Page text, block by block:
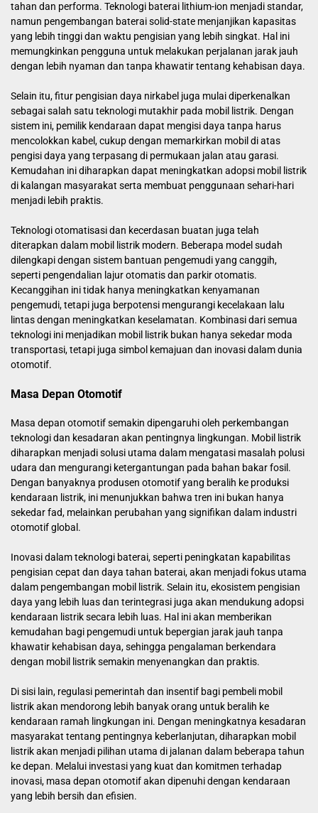
tahan dan performa. Teknologi baterai lithium-ion menjadi standar,
namun pengembangan baterai solid-state menjanjikan kapasitas
yang lebih tinggi dan waktu pengisian yang lebih singkat. Hal ini
memungkinkan pengguna untuk melakukan perjalanan jarak jauh
dengan lebih nyaman dan tanpa khawatir tentang kehabisan daya.
Selain itu, fitur pengisian daya nirkabel juga mulai diperkenalkan
sebagai salah satu teknologi mutakhir pada mobil listrik. Dengan
sistem ini, pemilik kendaraan dapat mengisi daya tanpa harus
mencolokkan kabel, cukup dengan memarkirkan mobil di atas
pengisi daya yang terpasang di permukaan jalan atau garasi.
Kemudahan ini diharapkan dapat meningkatkan adopsi mobil listrik
di kalangan masyarakat serta membuat penggunaan sehari-hari
menjadi lebih praktis.
Teknologi otomatisasi dan kecerdasan buatan juga telah
diterapkan dalam mobil listrik modern. Beberapa model sudah
dilengkapi dengan sistem bantuan pengemudi yang canggih,
seperti pengendalian lajur otomatis dan parkir otomatis.
Kecanggihan ini tidak hanya meningkatkan kenyamanan
pengemudi, tetapi juga berpotensi mengurangi kecelakaan lalu
lintas dengan meningkatkan keselamatan. Kombinasi dari semua
teknologi ini menjadikan mobil listrik bukan hanya sekedar moda
transportasi, tetapi juga simbol kemajuan dan inovasi dalam dunia
otomotif.
Masa Depan Otomotif
Masa depan otomotif semakin dipengaruhi oleh perkembangan
teknologi dan kesadaran akan pentingnya lingkungan. Mobil listrik
diharapkan menjadi solusi utama dalam mengatasi masalah polusi
udara dan mengurangi ketergantungan pada bahan bakar fosil.
Dengan banyaknya produsen otomotif yang beralih ke produksi
kendaraan listrik, ini menunjukkan bahwa tren ini bukan hanya
sekedar fad, melainkan perubahan yang signifikan dalam industri
otomotif global.
Inovasi dalam teknologi baterai, seperti peningkatan kapabilitas
pengisian cepat dan daya tahan baterai, akan menjadi fokus utama
dalam pengembangan mobil listrik. Selain itu, ekosistem pengisian
daya yang lebih luas dan terintegrasi juga akan mendukung adopsi
kendaraan listrik secara lebih luas. Hal ini akan memberikan
kemudahan bagi pengemudi untuk bepergian jarak jauh tanpa
khawatir kehabisan daya, sehingga pengalaman berkendara
dengan mobil listrik semakin menyenangkan dan praktis.
Di sisi lain, regulasi pemerintah dan insentif bagi pembeli mobil
listrik akan mendorong lebih banyak orang untuk beralih ke
kendaraan ramah lingkungan ini. Dengan meningkatnya kesadaran
masyarakat tentang pentingnya keberlanjutan, diharapkan mobil
listrik akan menjadi pilihan utama di jalanan dalam beberapa tahun
ke depan. Melalui investasi yang kuat dan komitmen terhadap
inovasi, masa depan otomotif akan dipenuhi dengan kendaraan
yang lebih bersih dan efisien.